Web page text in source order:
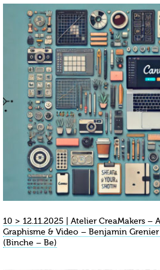
10 > 12.11.2025 | Atelier CreaMakers –
Graphisme & Video – Benjamin
(Binche – Be)